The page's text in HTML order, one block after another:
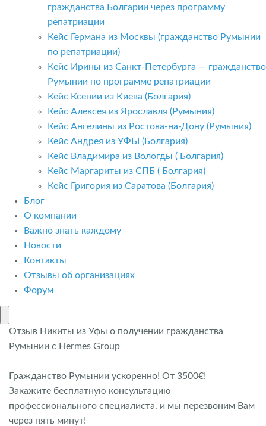
гражданства Болгарии через программу
репатриации
Кейс Германа из Москвы (гражданство Румынии
по репатриации)
Кейс Ирины из Санкт-Петербурга — гражданство
Румынии по программе репатриации
Кейс Ксении из Киева (Болгария)
Кейс Алексея из Ярославля (Румыния)
Кейс Ангелины из Ростова-на-Дону (Румыния)
Кейс Андрея из УФЫ (Болгария)
Кейс Владимира из Вологды ( Болгария)
Кейс Маргариты из СПБ ( Болгария)
Кейс Григория из Саратова (Болгария)
Блог
О компании
Важно знать каждому
Новости
Контакты
Отзывы об организациях
Форум
Отзыв Никиты из Уфы о получении гражданства
Румынии с Hermes Group
Гражданство Румынии ускоренно! От 3500€!
Закажите бесплатную консультацию
профессионального специалиста. и мы перезвоним Вам
через пять минут!